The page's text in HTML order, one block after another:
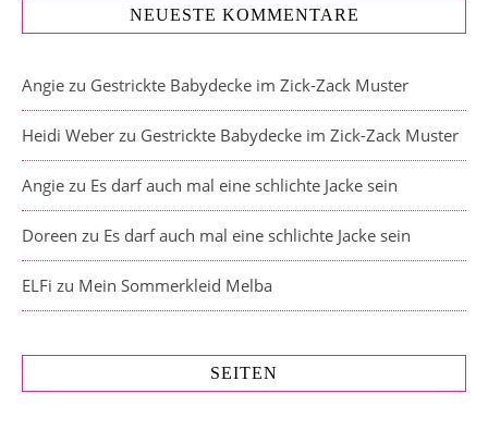
NEUESTE KOMMENTARE
Angie zu Gestrickte Babydecke im Zick-Zack Muster
Heidi Weber zu Gestrickte Babydecke im Zick-Zack Muster
Angie zu Es darf auch mal eine schlichte Jacke sein
Doreen zu Es darf auch mal eine schlichte Jacke sein
ELFi zu Mein Sommerkleid Melba
SEITEN